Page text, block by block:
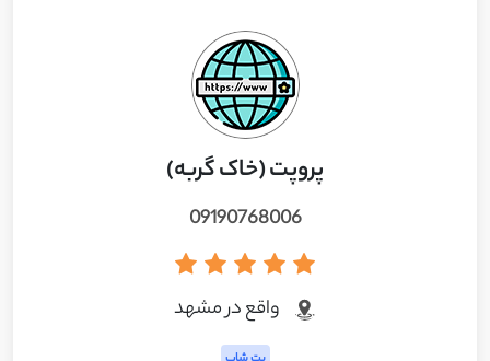
پروپت (خاک گربه)
09190768006
واقع در مشهد